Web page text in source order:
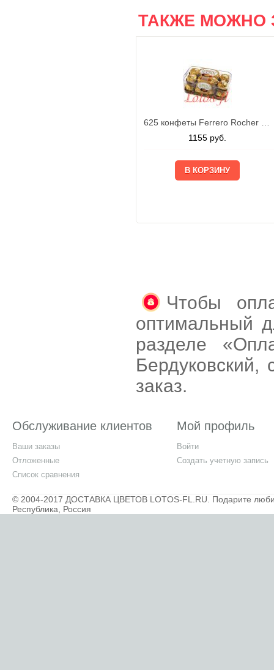
ТАКЖЕ МОЖНО
625 конфеты Ferrero Rocher 200г
1155 руб.
Чтобы
оптимальный
разделе
заказ.
Обслуживание клиентов
Ваши заказы
Отложенные
Список сравнения
Мой профиль
Войти
Создать учетную запись
© 2004-2017 ДОСТАВКА ЦВЕТОВ LOTOS-FL.RU. Подарите
Республика, Россия